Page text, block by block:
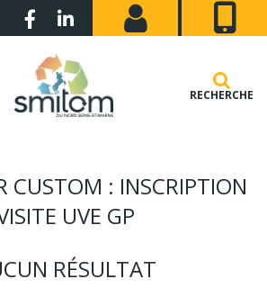
Lien vers le compte Facebook
Lien vers le compte Linkedin
RECHERCHE
CUSTOM : INSCRIPTION
UVE GP
RÉSULTAT